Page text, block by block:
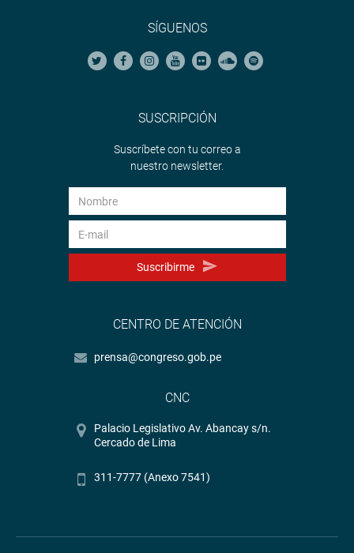
SÍGUENOS
SUSCRIPCIÓN
Suscríbete con tu correo a
nuestro newsletter.
Suscribirme
CENTRO DE ATENCIÓN
prensa@congreso.gob.pe
CNC
Palacio Legislativo Av. Abancay s/n.
Cercado de Lima
311-7777 (Anexo 7541)